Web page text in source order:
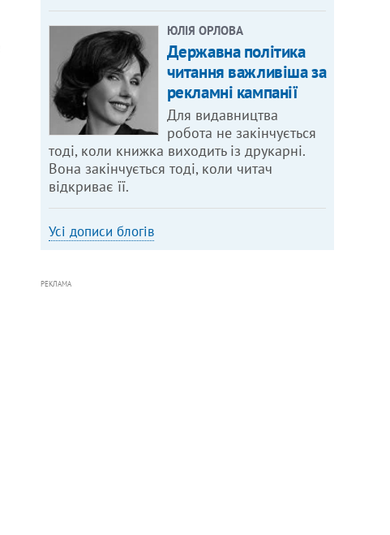
ЮЛІЯ ОРЛОВА
Державна політика
читання важливіша за
рекламні кампанії
Для видавництва
робота не закінчується
тоді, коли книжка виходить із друкарні.
Вона закінчується тоді, коли читач
відкриває її.
Усі дописи блогів
РЕКЛАМА